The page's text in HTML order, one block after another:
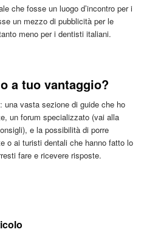
che fosse un luogo d’incontro per i
un mezzo di pubblicità per le
meno per i dentisti italiani.
a tuo vantaggio?
una vasta sezione di guide che ho
un forum specializzato (vai alla
e la possibilità di porre
o ai turisti dentali che hanno fatto lo
fare e ricevere risposte.